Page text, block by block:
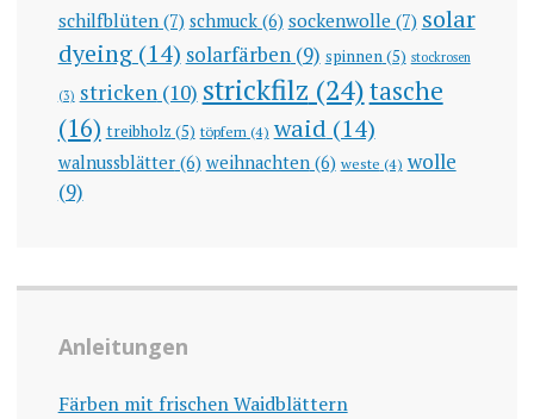
schilfblüten(7) schmuck(6) sockenwolle(7) solar
dyeing(14) solarfärben(9) spinnen(5) stockrosen
(3) stricken(10) strickfilz (24)tasche
(16) treibholz (5) töpfern (4) waid (14)
walnussblätter(6) weihnachten(6) weste (4) wolle
(9)
Anleitungen
Färben mit frischen Waidblättern